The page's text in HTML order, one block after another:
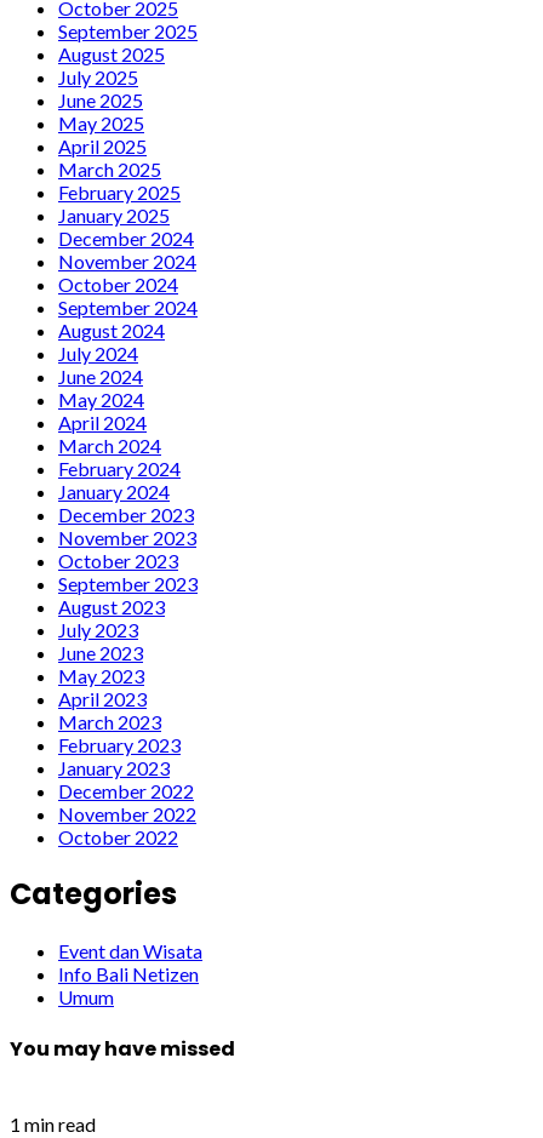
October 2025
September 2025
August 2025
July 2025
June 2025
May 2025
April 2025
March 2025
February 2025
January 2025
December 2024
November 2024
October 2024
September 2024
August 2024
July 2024
June 2024
May 2024
April 2024
March 2024
February 2024
January 2024
December 2023
November 2023
October 2023
September 2023
August 2023
July 2023
June 2023
May 2023
April 2023
March 2023
February 2023
January 2023
December 2022
November 2022
October 2022
Categories
Event dan Wisata
Info Bali Netizen
Umum
You may have missed
1 min read